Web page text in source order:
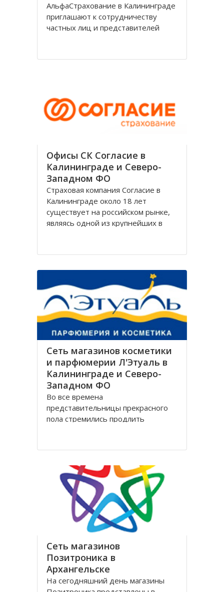
АльфаСтрахование в Калининграде
приглашают к сотрудничеству
частных лиц и представителей
крупнейшим российским
страховую группу
Офисы СК Согласие в
Калининграде и Северо-
Западном ФО
Страховая компания Согласие в
Калининграде около 18 лет
существует на российском рынке,
являясь одной из крупнейших в
только с лучшей стороны.
широко разветвлённую сеть
филиалов, которая охватывает
Сеть магазинов косметики
и парфюмерии Л'Этуаль в
Калининграде и Северо-
Западном ФО
Во все времена
представительницы прекрасного
пола стремились продлить
Женщины прилагали массу усилий
для достижения цели. Но это уже в
прошлом! Сегодня, благодаря
колоссальным достижениям в
области косметологии, ухаживать
за лицом и телом стало
Сеть магазинов
Позитроника в
Архангельске
На сегодняшний день магазины